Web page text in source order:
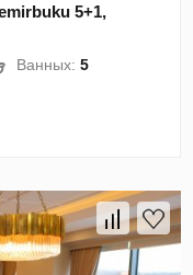
5+1,
Ванных:5